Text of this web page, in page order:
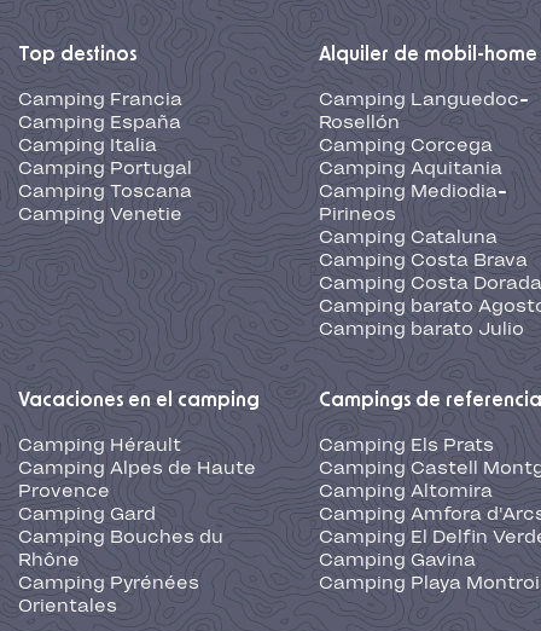
Top destinos
Camping Francia
Camping España
Camping Italia
Camping Portugal
Camping Toscana
Camping Venetie
Alquiler de mobil-home
Camping Languedoc-
Rosellón
Camping Corcega
Camping Aquitania
Camping Mediodia-
Pirineos
Camping Cataluna
Camping Costa Brava
Camping Costa Dorada
Camping barato
Camping barato Julio
Vacaciones en el camping
Camping Hérault
Camping Alpes de Haute
Provence
Camping Gard
Camping Bouches du
Rhône
Camping Pyrénées
Orientales
Campings de referencia
Camping Els Prats
Camping Castell
Camping Altomira
Camping Amfora
Camping El Delfin
Camping Gavina
Camping Playa